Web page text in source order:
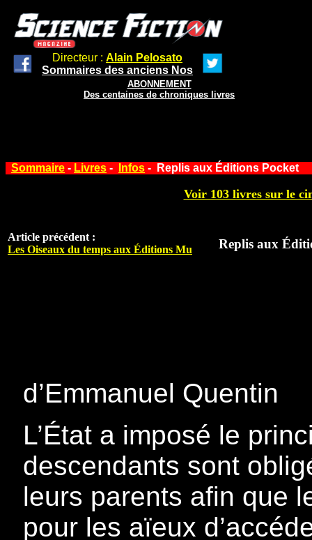
Directeur : Alain Pelosato
Sommaires des anciens Nos
ABONNEMENT
Des centaines de chroniques livres
Sommaire - Livres - Infos - Replis aux Éditions Pocket
Voir 103 livres sur le
Article précédent :
Les Oiseaux du temps aux Éditions Mu
Replis aux
d’Emmanuel Quentin
L’État a imposé le
descendants sont
leurs parents afin que
pour les aïeux